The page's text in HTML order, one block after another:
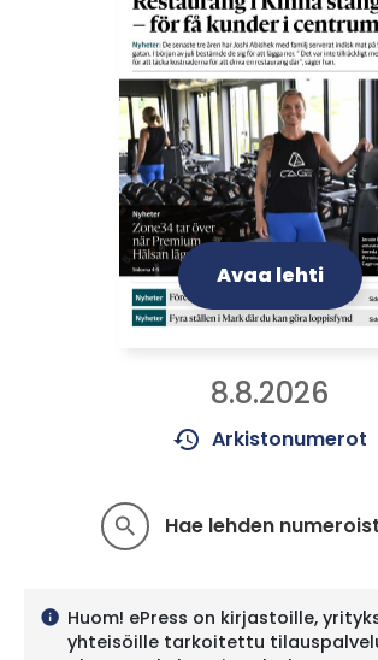
Avaa lehti
8.8.2026
history Arkistonumerot
search Hae lehden
info Huom! ePress on kirjastoille,
yhteisöille tarkoitettu